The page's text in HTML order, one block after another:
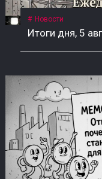
Новости
Итоги дня, 5